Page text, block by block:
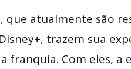
que atualmente são
trazem sua
franquia. Com eles, a